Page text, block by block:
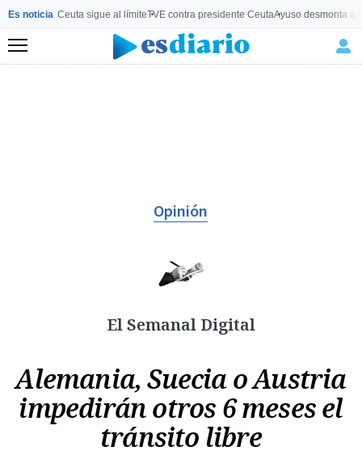
Es noticia Ceuta sigue al límiteTVE contra presidente CeutaAyuso desmonta a
Menú
Opinión
El Semanal Digital
Alemania, Suecia o Austria
impedirán otros 6 meses el
tránsito libre